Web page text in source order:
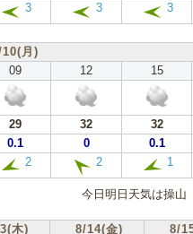
3 3 3
月)
09 12 15
29 32 32
0.1 0 0.1
2 2 1
今日明日天気は操山
木) 8/14(金) 8/